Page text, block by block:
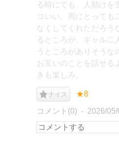
る時にでも、人助けを
コいい。周にとっても
なくしてくれただろう
るところが、ギャル二
うところがありそうな
お互いのことを話せる
きも楽しみ。
ナイス ★8
コメント(0) 2026/05/